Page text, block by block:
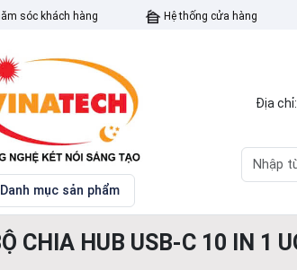
sóc khách hàng Hệ thống cửa hàng
mục sản phẩm
Địa
CHIA HUB USB-C 10 IN 1